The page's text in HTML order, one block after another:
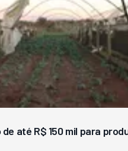
até R$ 150 mil para